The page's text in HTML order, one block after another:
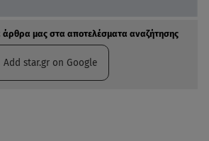
άρθρα μας στα αποτελέσματα αναζήτησης
Add star.gr on Google